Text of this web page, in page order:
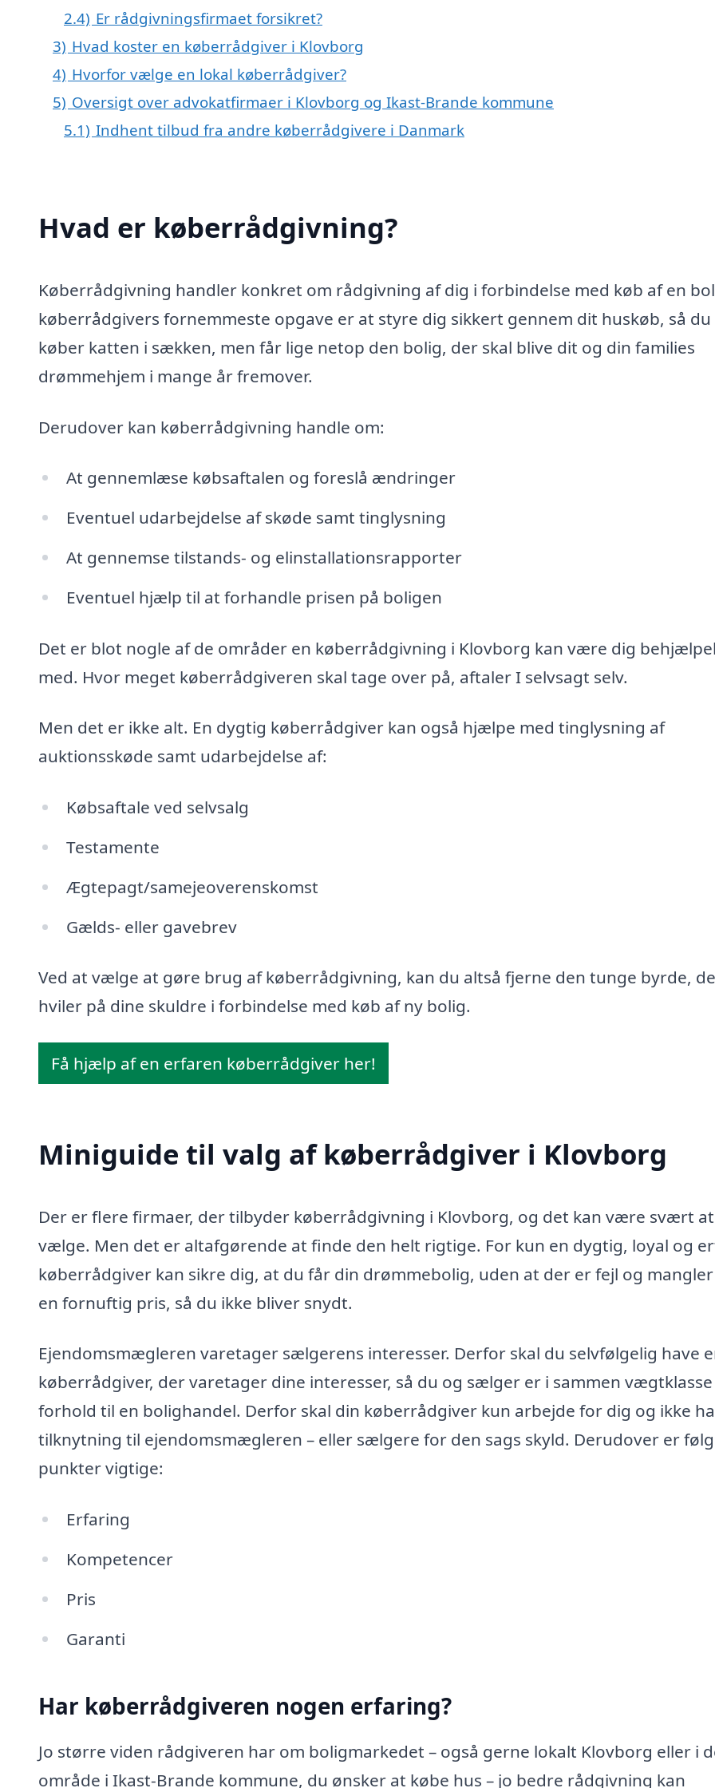
2.4) Er rådgivningsfirmaet forsikret?
3) Hvad koster en køberrådgiver i Klovborg
4) Hvorfor vælge en lokal køberrådgiver?
5) Oversigt over advokatfirmaer i Klovborg og Ikast-Brande kommune
5.1) Indhent tilbud fra andre køberrådgivere i Danmark
Hvad er køberrådgivning?
Køberrådgivning handler konkret om rådgivning af dig i forbindelse med køb af en
køberrådgivers fornemmeste opgave er at styre dig sikkert gennem dit huskøb, så du
køber katten i sækken, men får lige netop den bolig, der skal blive dit og din families
drømmehjem i mange år fremover.
Derudover kan køberrådgivning handle om:
At gennemlæse købsaftalen og foreslå ændringer
Eventuel udarbejdelse af skøde samt tinglysning
At gennemse tilstands- og elinstallationsrapporter
Eventuel hjælp til at forhandle prisen på boligen
Det er blot nogle af de områder en køberrådgivning i Klovborg kan være dig
med. Hvor meget køberrådgiveren skal tage over på, aftaler I selvsagt selv.
Men det er ikke alt. En dygtig køberrådgiver kan også hjælpe med tinglysning af
auktionsskøde samt udarbejdelse af:
Købsaftale ved selvsalg
Testamente
Ægtepagt/samejeoverenskomst
Gælds- eller gavebrev
Ved at vælge at gøre brug af køberrådgivning, kan du altså fjerne den tunge byrde,
hviler på dine skuldre i forbindelse med køb af ny bolig.
Få hjælp af en erfaren køberrådgiver her!
Miniguide til valg af køberrådgiver i Klovborg
Der er flere firmaer, der tilbyder køberrådgivning i Klovborg, og det kan være svært at
vælge. Men det er altafgørende at finde den helt rigtige. For kun en dygtig, loyal og
køberrådgiver kan sikre dig, at du får din drømmebolig, uden at der er fejl og
en fornuftig pris, så du ikke bliver snydt.
Ejendomsmægleren varetager sælgerens interesser. Derfor skal du selvfølgelig have
køberrådgiver, der varetager dine interesser, så du og sælger er i sammen
forhold til en bolighandel. Derfor skal din køberrådgiver kun arbejde for dig og ikke
tilknytning til ejendomsmægleren – eller sælgere for den sags skyld. Derudover er
punkter vigtige:
Erfaring
Kompetencer
Pris
Garanti
Har køberrådgiveren nogen erfaring?
Jo større viden rådgiveren har om boligmarkedet – også gerne lokalt Klovborg eller i
område i Ikast-Brande kommune, du ønsker at købe hus – jo bedre rådgivning kan